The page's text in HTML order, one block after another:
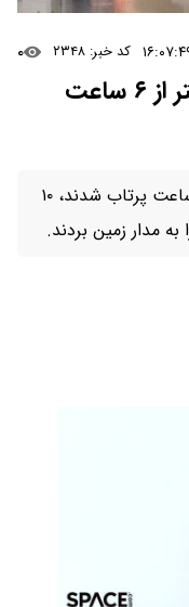
کد خبر: ۲۳۴۸ ۰
چین ۲ موشک را با فاصله کمتر از ۶ ساعت
دو موشک چین که با فاصله کمتر از ۶ ساعت پرتاب شدند، ۱۰
مدار زمین بردند.